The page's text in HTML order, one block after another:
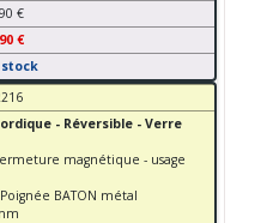
€
€
stock
- Réversible - Verre
magnétique - usage
BATON métal